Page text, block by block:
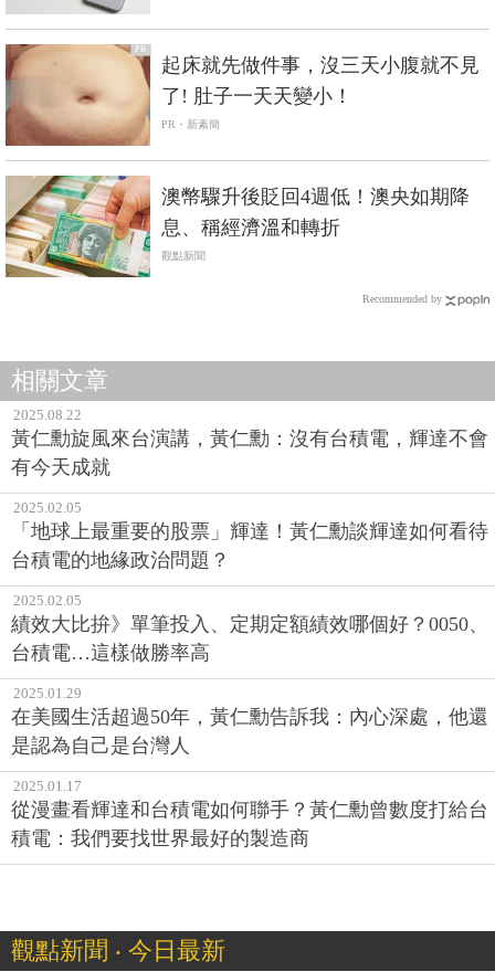
PR
起床就先做件事，沒三天小腹就不見
了! 肚子一天天變小！
PR・新素簡
澳幣驟升後貶回4週低！澳央如期降
息、稱經濟溫和轉折
觀點新聞
Recommended by
相關文章
2025.08.22
黃仁勳旋風來台演講，黃仁勳：沒有台積電，輝達不會
有今天成就
2025.02.05
「地球上最重要的股票」輝達！黃仁勳談輝達如何看待
台積電的地緣政治問題？
2025.02.05
績效大比拚》單筆投入、定期定額績效哪個好？0050、
台積電…這樣做勝率高
2025.01.29
在美國生活超過50年，黃仁勳告訴我：內心深處，他還
是認為自己是台灣人
2025.01.17
從漫畫看輝達和台積電如何聯手？黃仁勳曾數度打給台
積電：我們要找世界最好的製造商
觀點新聞 ‧ 今日最新